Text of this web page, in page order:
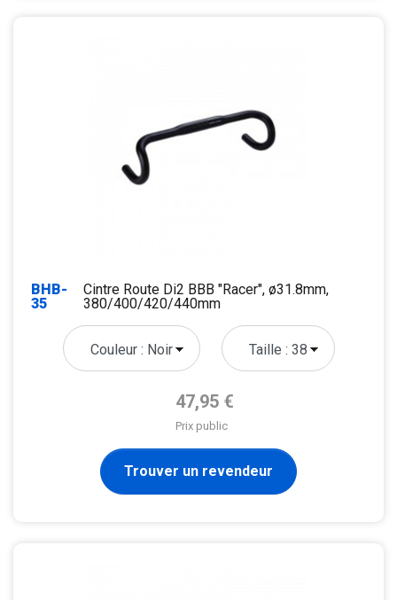
BHB-
35
Cintre Route Di2 BBB "Racer", ø31.8mm,
380/400/420/440mm
Prix de base
47,95 €
Prix public
Trouver un revendeur